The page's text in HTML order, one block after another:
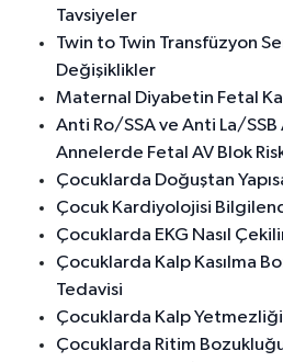
Tavsiyeler
Twin to Twin Transfüzyon
Değişiklikler
Maternal Diyabetin Fetal
Anti Ro/SSA ve Anti La/
Annelerde Fetal AV Blok
Çocuklarda Doğuştan
Çocuk Kardiyolojisi
Çocuklarda EKG Nasıl
Çocuklarda Kalp Kasılma
Tedavisi
Çocuklarda Kalp Yetmezliği
Çocuklarda Ritim